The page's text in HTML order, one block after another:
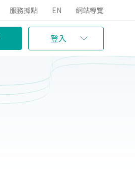
服務據點 EN 網站導覽
登入